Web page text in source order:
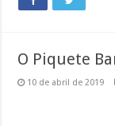
O Piquete
10 de abril de 2019